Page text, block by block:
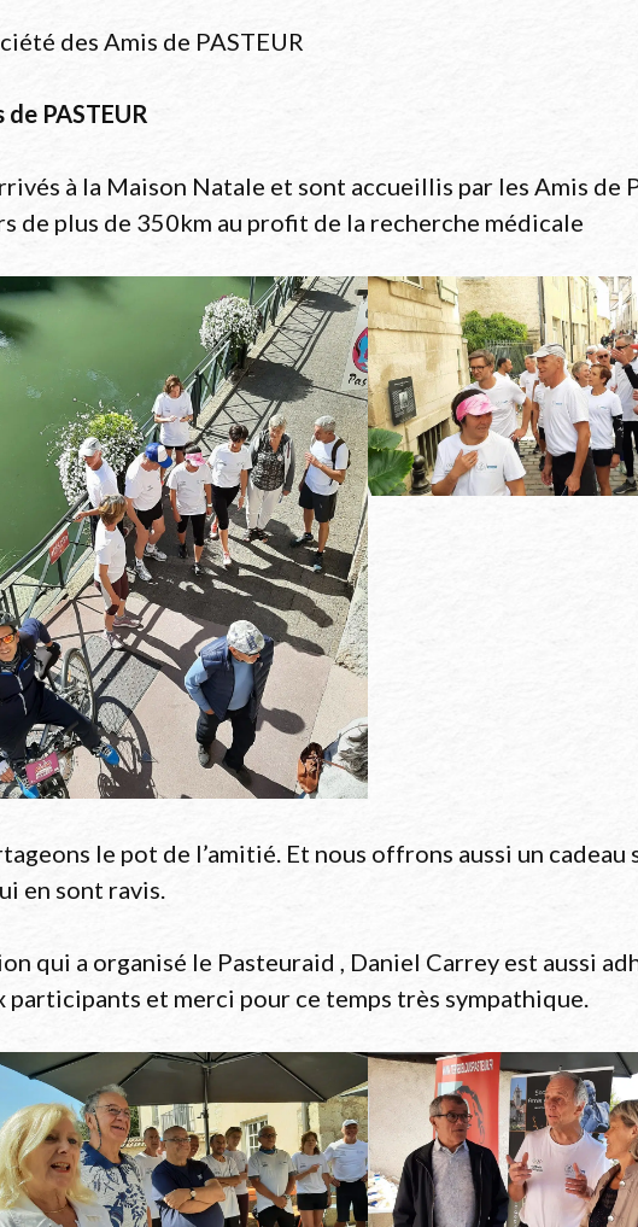
des Amis de PASTEUR
PASTEUR
à la Maison Natale et sont accueillis par les Amis de
de plus de 350km au profit de la recherche médicale
le pot de l’amitié. Et nous offrons aussi un cadeau
en sont ravis.
qui a organisé le Pasteuraid , Daniel Carrey est aussi
participants et merci pour ce temps très sympathique.